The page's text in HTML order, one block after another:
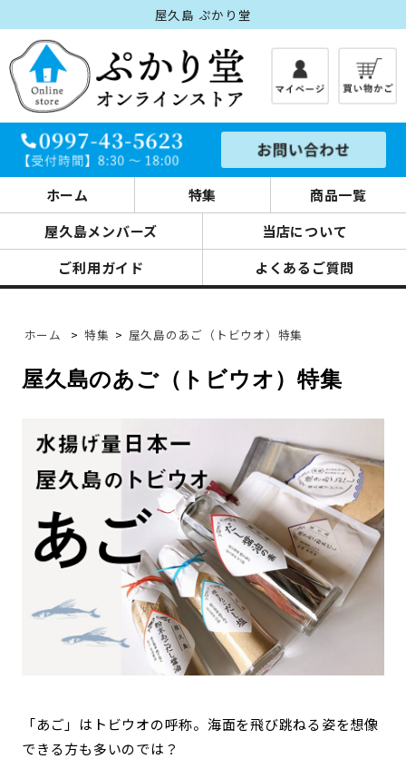
屋久島 ぷかり堂
ホーム 特集
商品一覧
屋久島メンバーズ
当店について
ご利用ガイド
よくあるご質問
ホーム > 特集 > 屋久島のあご（トビウオ）特集
屋久島のあご（トビウオ）特集
「あご」はトビウオの呼称。海面を飛び跳ねる姿を想像
できる方も多いのでは？